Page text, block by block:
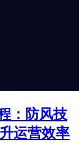
：防风技
运营效率